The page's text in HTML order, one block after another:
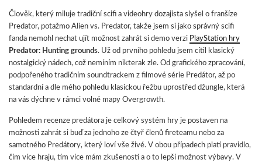
Člověk, který miluje tradiční scifi a videohry dozajista slyšel o franšíze
Predator, potažmo Alien vs. Predator, takže jsem si jako správný scifi
fanda nemohl nechat ujít možnost zahrát si demo verzi PlayStation hry
Predator: Hunting grounds. Už od prvního pohledu jsem cítil klasický
nostalgický nádech, což nemíním nikterak zle. Od grafického zpracování,
podpořeného tradičním soundtrackem z filmové série Predátor, až po
standardní a dle mého pohledu klasickou řežbu uprostřed džungle, která
na vás dýchne v rámci volné mapy Overgrowth.
Pohledem recenze predátora je celkový systém hry je postaven na
možnosti zahrát si buď za jednoho ze čtyř členů fireteamu nebo za
samotného Predátory, který loví vše živé. V obou případech platí pravidlo,
čím více hraju, tím více mám zkušeností a o to lepší možnost výbavy. V